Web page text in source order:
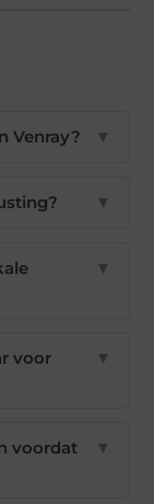
Venray? ▼
▼
▼
voor
▼
voordat
▼